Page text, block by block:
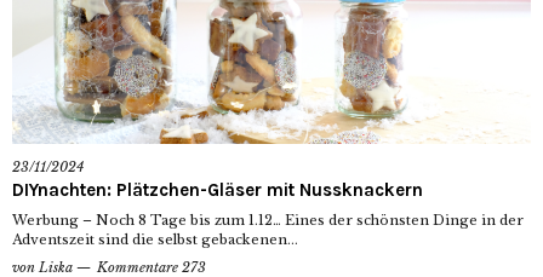
23/11/2024
DIYnachten: Plätzchen-Gläser mit Nussknackern
Werbung – Noch 8 Tage bis zum 1.12… Eines der schönsten Dinge in der
Adventszeit sind die selbst gebackenen...
von Liska Kommentare 273